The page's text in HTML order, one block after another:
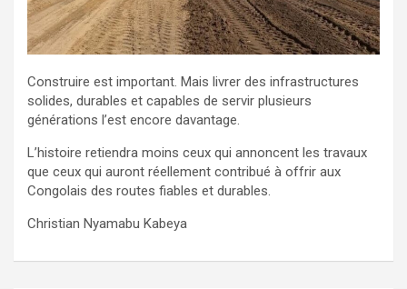
Construire est important. Mais livrer des infrastructures
solides, durables et capables de servir plusieurs
générations l’est encore davantage.
L’histoire retiendra moins ceux qui annoncent les travaux
que ceux qui auront réellement contribué à offrir aux
Congolais des routes fiables et durables.
Christian Nyamabu Kabeya